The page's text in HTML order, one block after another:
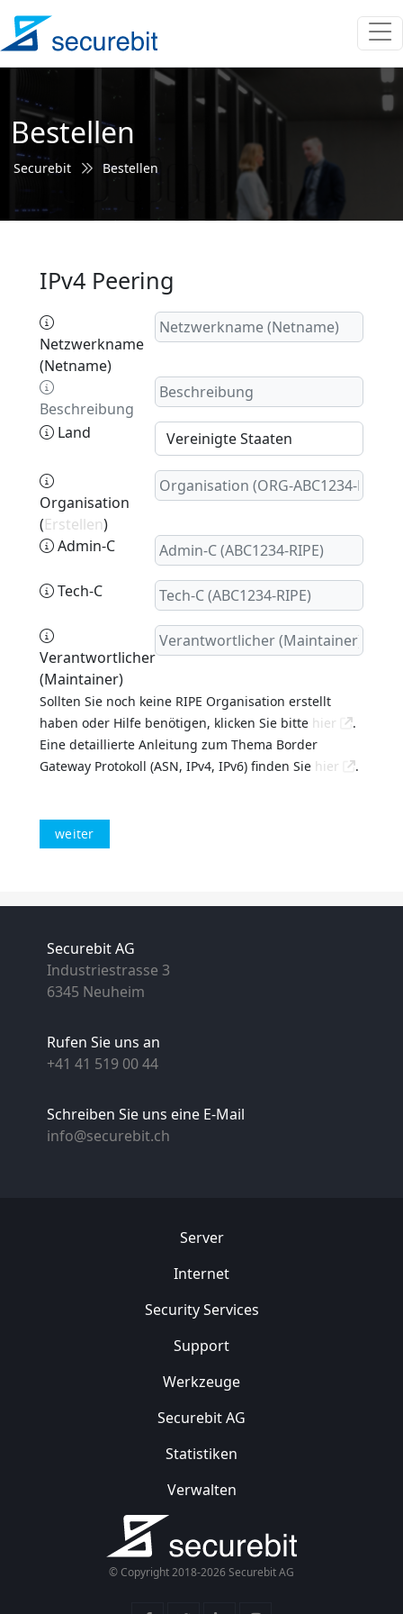
Bestellen
Securebit Bestellen
IPv4 Peering
Netzwerkname
(Netname)
Beschreibung
Land
Organisation
(Erstellen)
Admin-C
Tech-C
Verantwortlicher
(Maintainer)
Sollten Sie noch keine RIPE Organisation erstellt
haben oder Hilfe benötigen, klicken Sie bitte hier
.
Eine detaillierte Anleitung zum Thema Border
Gateway Protokoll (ASN, IPv4, IPv6) finden Sie hier .
Securebit AG
Industriestrasse 3
6345 Neuheim
Rufen Sie uns an
+41 41 519 00 44
Schreiben Sie uns eine E-Mail
info@securebit.ch
Server
Internet
Security Services
Support
Werkzeuge
Securebit AG
Statistiken
Verwalten
© Copyright 2018-2026 Securebit AG